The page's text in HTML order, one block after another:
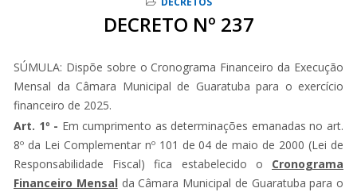
DECRETO Nº 237
SÚMULA: Dispõe sobre o Cronograma Financeiro da Execução
Mensal da Câmara Municipal de Guaratuba para o exercício
financeiro de 2025.
Art. 1º - Em cumprimento as determinações emanadas no art.
8º da Lei Complementar nº 101 de 04 de maio de 2000 (Lei de
Responsabilidade Fiscal) fica estabelecido o Cronograma
Financeiro Mensal da Câmara Municipal de Guaratuba para o